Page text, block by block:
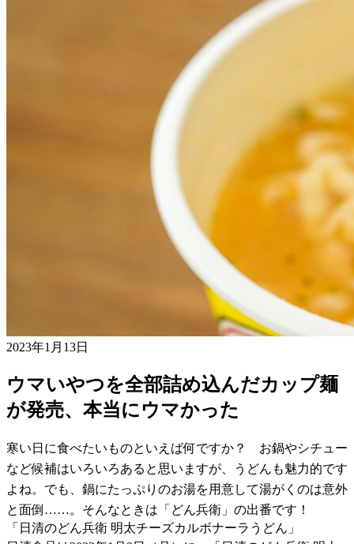
2023年1月13日
ウマいやつを全部詰め込んだカップ麺
が発売、本当にウマかった
寒い日に食べたいものといえば何ですか？ お鍋やシチュー
など候補はいろいろあると思いますが、うどんも魅力的です
よね。でも、鍋にたっぷりのお湯を用意して湯がくのは意外
と面倒……。そんなときは「どん兵衛」の出番です！
「日清のどん兵衛 明太チーズカルボナーラうどん」